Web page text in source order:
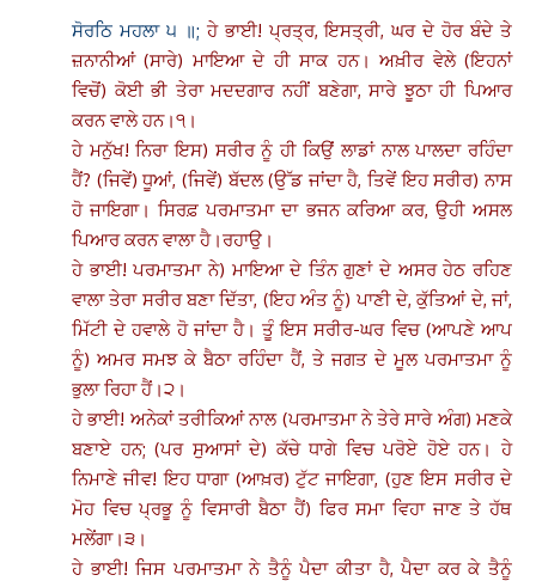
ਸੋਰਠਿ ਮਹਲਾ ੫ ॥;ਹੇ ਭਾਈ! ਪ੍ਰਤ੍ਰ,ਇਸਤ੍ਰੀ, ਘਰ ਦੇ ਹੋਰ ਬੰਦੇ ਤੇ
ਜ਼ਨਾਨੀਆਂ (ਸਾਰੇ) ਮਾਇਆ ਦੇ ਹੀ ਸਾਕ ਹਨ। ਅਖ਼ੀਰ ਵੇਲੇ (ਇਹਨਾਂ
ਵਿਚੋਂ) ਕੋਈ ਭੀ ਤੇਰਾ ਮਦਦਗਾਰ ਨਹੀਂ ਬਣੇਗਾ, ਸਾਰੇ ਝੂਠਾ ਹੀ ਪਿਆਰ
ਕਰਨ ਵਾਲੇ ਹਨ।੧।
ਹੇ ਮਨੁੱਖ! ਨਿਰਾ ਇਸ) ਸਰੀਰ ਨੂੰ ਹੀ ਕਿਉਂ ਲਾਡਾਂ ਨਾਲ ਪਾਲਦਾ ਰਹਿੰਦਾ
ਹੈਂ? (ਜਿਵੇਂ) ਧੂਆਂ, (ਜਿਵੇਂ) ਬੱਦਲ (ਉੱਡ ਜਾਂਦਾ ਹੈ, ਤਿਵੇਂ ਇਹ ਸਰੀਰ) ਨਾਸ
ਹੋ ਜਾਇਗਾ। ਸਿਰਫ਼ ਪਰਮਾਤਮਾ ਦਾ ਭਜਨ ਕਰਿਆ ਕਰ, ਉਹੀ ਅਸਲ
ਪਿਆਰ ਕਰਨ ਵਾਲਾ ਹੈ।ਰਹਾਉ।
ਹੇ ਭਾਈ! ਪਰਮਾਤਮਾ ਨੇ) ਮਾਇਆ ਦੇ ਤਿੰਨ ਗੁਣਾਂ ਦੇ ਅਸਰ ਹੇਠ ਰਹਿਣ
ਵਾਲਾ ਤੇਰਾ ਸਰੀਰ ਬਣਾ ਦਿੱਤਾ, (ਇਹ ਅੰਤ ਨੂੰ) ਪਾਣੀ ਦੇ,ਕੁੱਤਿਆਂ ਦੇ, ਜਾਂ,
ਮਿੱਟੀ ਦੇ ਹਵਾਲੇ ਹੋ ਜਾਂਦਾ ਹੈ। ਤੂੰ ਇਸ ਸਰੀਰ-ਘਰ ਵਿਚ (ਆਪਣੇ ਆਪ
ਨੂੰ) ਅਮਰ ਸਮਝ ਕੇ ਬੈਠਾ ਰਹਿੰਦਾ ਹੈਂ, ਤੇ ਜਗਤ ਦੇ ਮੂਲ ਪਰਮਾਤਮਾ ਨੂੰ
ਭੁਲਾ ਰਿਹਾ ਹੈਂ।੨।
ਹੇ ਭਾਈ! ਅਨੇਕਾਂ ਤਰੀਕਿਆਂ ਨਾਲ (ਪਰਮਾਤਮਾ ਨੇ ਤੇਰੇ ਸਾਰੇ ਅੰਗ) ਮਣਕੇ
ਬਣਾਏ ਹਨ; (ਪਰ ਸੁਆਸਾਂ ਦੇ) ਕੱਚੇ ਧਾਗੇ ਵਿਚ ਪਰੋਏ ਹੋਏ ਹਨ। ਹੇ
ਨਿਮਾਣੇ ਜੀਵ! ਇਹ ਧਾਗਾ (ਆਖ਼ਰ) ਟੁੱਟ ਜਾਇਗਾ, (ਹੁਣ ਇਸ ਸਰੀਰ ਦੇ
ਮੋਹ ਵਿਚ ਪ੍ਰਭੂ ਨੂੰ ਵਿਸਾਰੀ ਬੈਠਾ ਹੈਂ) ਫਿਰ ਸਮਾ ਵਿਹਾ ਜਾਣ ਤੇ ਹੱਥ
ਮਲੇਂਗਾ।੩।
ਹੇ ਭਾਈ! ਜਿਸ ਪਰਮਾਤਮਾ ਨੇ ਤੈਨੂੰ ਪੈਦਾ ਕੀਤਾ ਹੈ, ਪੈਦਾ ਕਰ ਕੇ ਤੈਨੂੰ